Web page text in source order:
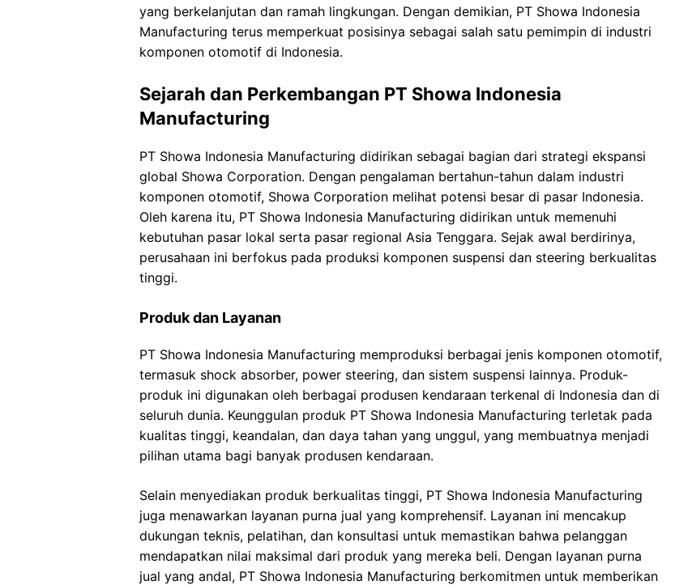
yang berkelanjutan dan ramah lingkungan. Dengan demikian, PT Showa Indonesia
Manufacturing terus memperkuat posisinya sebagai salah satu pemimpin di industri
komponen otomotif di Indonesia.
Sejarah dan Perkembangan PT Showa Indonesia
Manufacturing
PT Showa Indonesia Manufacturing didirikan sebagai bagian dari strategi ekspansi
global Showa Corporation. Dengan pengalaman bertahun-tahun dalam industri
komponen otomotif, Showa Corporation melihat potensi besar di pasar Indonesia.
Oleh karena itu, PT Showa Indonesia Manufacturing didirikan untuk memenuhi
kebutuhan pasar lokal serta pasar regional Asia Tenggara. Sejak awal berdirinya,
perusahaan ini berfokus pada produksi komponen suspensi dan steering berkualitas
tinggi.
Produk dan Layanan
PT Showa Indonesia Manufacturing memproduksi berbagai jenis komponen otomotif,
termasuk shock absorber, power steering, dan sistem suspensi lainnya. Produk-
produk ini digunakan oleh berbagai produsen kendaraan terkenal di Indonesia dan di
seluruh dunia. Keunggulan produk PT Showa Indonesia Manufacturing terletak pada
kualitas tinggi, keandalan, dan daya tahan yang unggul, yang membuatnya menjadi
pilihan utama bagi banyak produsen kendaraan.
Selain menyediakan produk berkualitas tinggi, PT Showa Indonesia Manufacturing
juga menawarkan layanan purna jual yang komprehensif. Layanan ini mencakup
dukungan teknis, pelatihan, dan konsultasi untuk memastikan bahwa pelanggan
mendapatkan nilai maksimal dari produk yang mereka beli. Dengan layanan purna
jual yang andal, PT Showa Indonesia Manufacturing berkomitmen untuk memberikan